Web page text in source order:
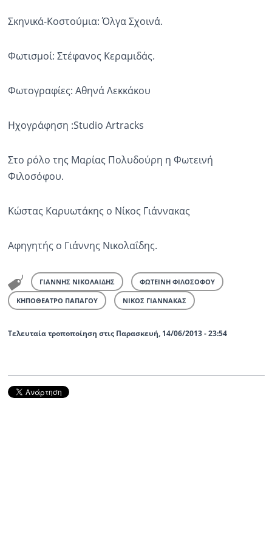
Σκηνικά-Κοστούμια: Όλγα Σχοινά.
Φωτισμοί: Στέφανος Κεραμιδάς.
Φωτογραφίες: Αθηνά Λεκκάκου
Ηχογράφηση :Studio Artracks
Στο ρόλο της Μαρίας Πολυδούρη η Φωτεινή
Φιλοσόφου.
Κώστας Καρυωτάκης ο Νίκος Γιάννακας
Αφηγητής ο Γιάννης Νικολαΐδης.
ΓΙΑΝΝΗΣ ΝΙΚΟΛΑΙΔΗΣ ΦΩΤΕΙΝΗ ΦΙΛΟΣΟΦΟΥ
ΚΗΠΟΘΕΑΤΡΟ ΠΑΠΑΓΟΥ ΝΙΚΟΣ ΓΙΑΝΝΑΚΑΣ
Τελευταία τροποποίηση στις Παρασκευή, 14/06/2013 - 23:54